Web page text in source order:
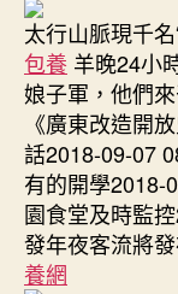
太行山脈現千
包養 羊晚24小
娘子軍，他們
《廣東改造開
話2018-09-07
有的開學2018-
園食堂及時監
發年夜客流將
養網